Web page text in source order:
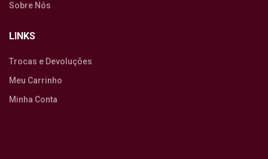
Sobre Nós
LINKS
Trocas e Devoluções
Meu Carrinho
Minha Conta